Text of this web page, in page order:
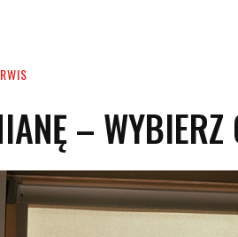
– WYBIERZ